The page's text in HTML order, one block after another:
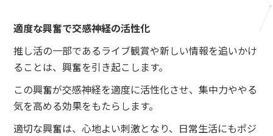
適度な興奮で交感神経の活性化
推し活の一部であるライブ観賞や新しい情報を追いかけ
ることは、興奮を引き起こします。
この興奮が交感神経を適度に活性化させ、集中力ややる
気を高める効果をもたらします。
適切な興奮は、心地よい刺激となり、日常生活にもポジ